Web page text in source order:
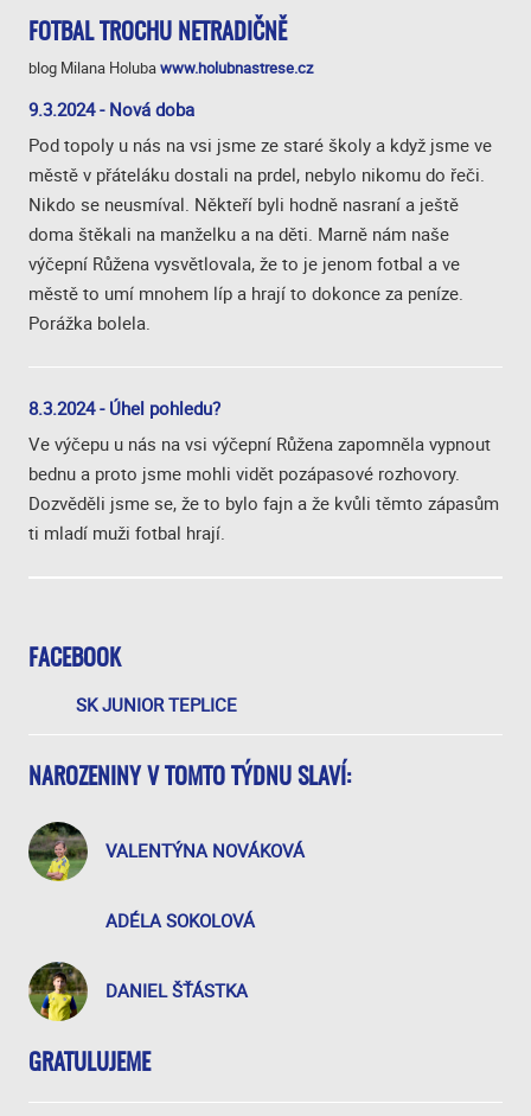
FACEBOOK
SK JUNIOR TEPLICE
NAROZENINY V TOMTO TÝDNU SLAVÍ:
VALENTÝNA NOVÁKOVÁ
ADÉLA SOKOLOVÁ
DANIEL ŠŤÁSTKA
GRATULUJEME
FOTBAL TROCHU NETRADIČNĚ
blog Milana Holubawww.holubnastrese.cz
9.3.2024 - Nová doba
Pod topoly u nás na vsi jsme ze staré školy a když jsme ve
městě v přáteláku dostali na prdel, nebylo nikomu do řeči.
Nikdo se neusmíval. Někteří byli hodně nasraní a ještě
doma štěkali na manželku a na děti. Marně nám naše
výčepní Růžena vysvětlovala, že to je jenom fotbal a ve
městě to umí mnohem líp a hrají to dokonce za peníze.
Porážka bolela.
8.3.2024 - Úhel pohledu?
Ve výčepu u nás na vsi výčepní Růžena zapomněla vypnout
bednu a proto jsme mohli vidět pozápasové rozhovory.
Dozvěděli jsme se, že to bylo fajn a že kvůli těmto zápasům
ti mladí muži fotbal hrají.